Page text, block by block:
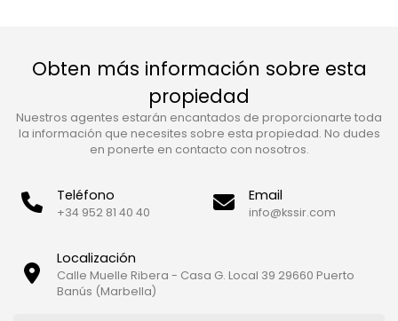
Obten más información sobre esta
propiedad
Nuestros agentes estarán encantados de proporcionarte toda
la información que necesites sobre esta propiedad. No dudes
en ponerte en contacto con nosotros.
Teléfono
+34 952 81 40 40
Localización
Calle Muelle Ribera - Casa G. Local 39 29660 Puerto
Banús (Marbella)
Email
info@kssir.com